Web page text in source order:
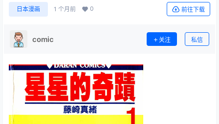
日本漫画 1 个月前 0 前往下载
comic 关注 私信